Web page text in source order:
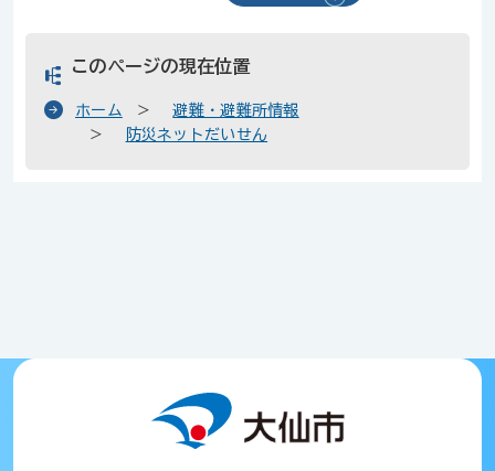
このページの現在位置
ホーム
避難・避難所情報
防災ネットだいせん